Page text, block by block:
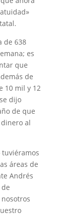
de 638
es
que
de
10 mil y 12
dijo
de que
al
áreas de
Andrés